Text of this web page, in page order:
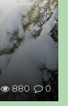
880 0